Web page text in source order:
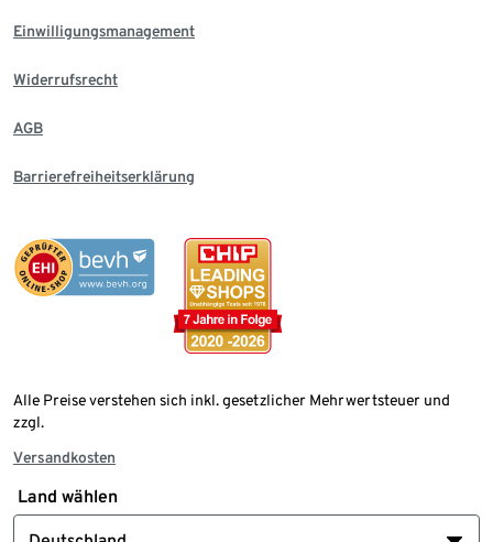
Einwilligungsmanagement
Widerrufsrecht
AGB
Barrierefreiheitserklärung
Alle Preise verstehen sich inkl. gesetzlicher Mehrwertsteuer und
zzgl.
Versandkosten
Land wählen